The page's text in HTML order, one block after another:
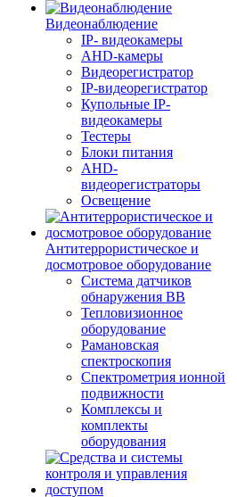
Видеонаблюдение
IP- видеокамеры
AHD-камеры
Видеорегистратор
IP-видеорегистратор
Купольные IP-
видеокамеры
Тестеры
Блоки питания
AHD-
видеорегистраторы
Освещение
Антитеррористическое и
досмотровое оборудование
Cистема датчиков
обнаружения ВВ
Тепловизионное
оборудование
Рамановская
спектроскопия
Спектрометрия ионной
подвижности
Комплексы и
комплекты
оборудования